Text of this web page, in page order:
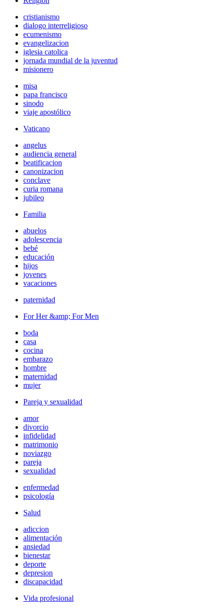
cristianismo
dialogo interreligioso
ecumenismo
evangelizacion
iglesia catolica
jornada mundial de la juventud
misionero
misa
papa francisco
sinodo
viaje apostólico
Vaticano
angelus
audiencia general
beatificacion
canonizacion
conclave
curia romana
jubileo
Familia
abuelos
adolescencia
bebé
educación
hijos
jovenes
vacaciones
paternidad
For Her &amp; For Men
boda
casa
cocina
embarazo
hombre
maternidad
mujer
Pareja y sexualidad
amor
divorcio
infidelidad
matrimonio
noviazgo
pareja
sexualidad
enfermedad
psicología
Salud
adiccion
alimentación
ansiedad
bienestar
deporte
depresion
discapacidad
Vida profesional